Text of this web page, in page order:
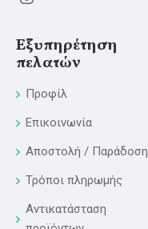
Εξυπηρέτηση
πελατών
Προφίλ
Επικοινωνία
Αποστολή / Παράδοση
Τρόποι πληρωμής
Αντικατάσταση